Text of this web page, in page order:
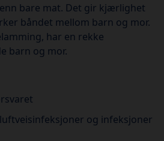
bare mat. Det gir kjærlighet
båndet mellom barn og mor.
har en rekke
barn og mor.
og infeksjoner